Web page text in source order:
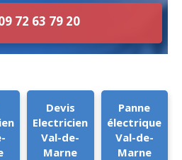
72 63 79 20
Devis
Electricien
Val-de-
Marne
Panne
électrique
Val-de-
Marne